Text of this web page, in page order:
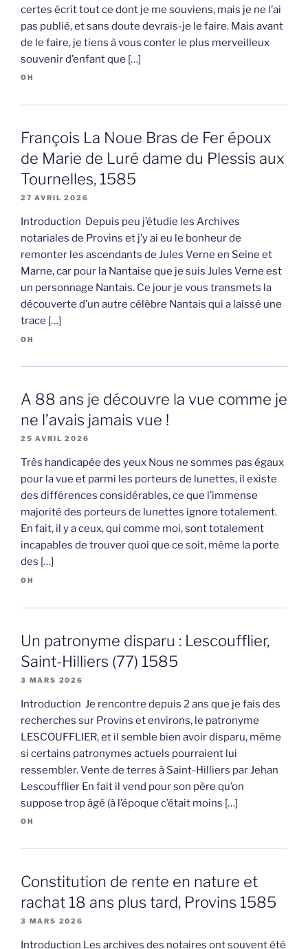
certes écrit tout ce dont je me souviens, mais je ne l’ai
pas publié, et sans doute devrais-je le faire. Mais avant
de le faire, je tiens à vous conter le plus merveilleux
souvenir d’enfant que […]
OH
François La Noue Bras de Fer époux
de Marie de Luré dame du Plessis aux
Tournelles, 1585
27 AVRIL 2026
Introduction Depuis peu j’étudie les Archives
notariales de Provins et j’y ai eu le bonheur de
remonter les ascendants de Jules Verne en Seine et
Marne, car pour la Nantaise que je suis Jules Verne est
un personnage Nantais. Ce jour je vous transmets la
découverte d’un autre célèbre Nantais qui a laissé une
trace […]
OH
A 88 ans je découvre la vue comme je
ne l’avais jamais vue !
25 AVRIL 2026
Très handicapée des yeux Nous ne sommes pas égaux
pour la vue et parmi les porteurs de lunettes, il existe
des différences considérables, ce que l’immense
majorité des porteurs de lunettes ignore totalement.
En fait, il y a ceux, qui comme moi, sont totalement
incapables de trouver quoi que ce soit, même la porte
des […]
OH
Un patronyme disparu : Lescoufflier,
Saint-Hilliers (77) 1585
3 MARS 2026
Introduction Je rencontre depuis 2 ans que je fais des
recherches sur Provins et environs, le patronyme
LESCOUFFLIER, et il semble bien avoir disparu, même
si certains patronymes actuels pourraient lui
ressembler. Vente de terres à Saint-Hilliers par Jehan
Lescoufflier En fait il vend pour son père qu’on
suppose trop âgé (à l’époque c’était moins […]
OH
Constitution de rente en nature et
rachat 18 ans plus tard, Provins 1585
3 MARS 2026
Introduction Les archives des notaires ont souvent été